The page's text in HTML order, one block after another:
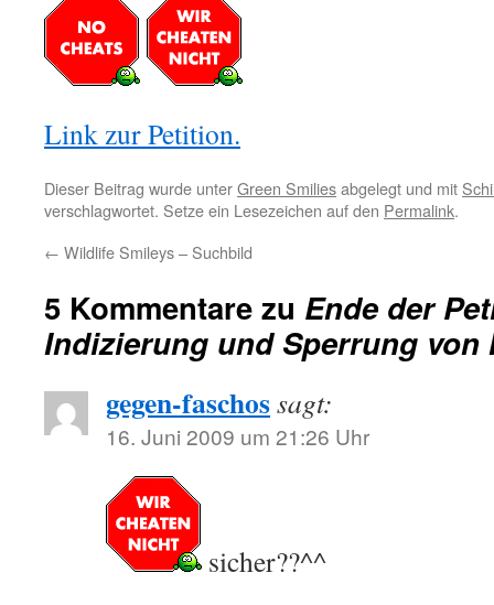
Link zur Petition.
Dieser Beitrag wurde unterGreen Smiliesabgelegt und mit
verschlagwortet. Setze ein Lesezeichen auf den Permalink.
← Wildlife Smileys – Suchbild
5 Kommentare zu Ende der
Indizierung und Sperrung von
gegen-faschossagt:
16. Juni 2009 um 21:26 Uhr
sicher??^^